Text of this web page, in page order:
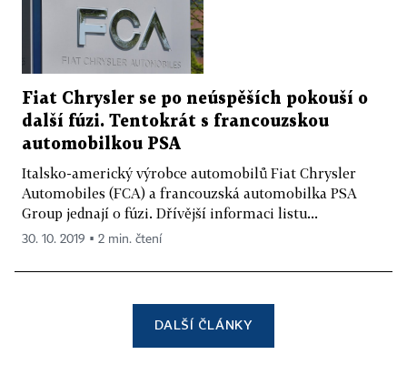
Fiat Chrysler se po neúspěších pokouší o
další fúzi. Tentokrát s francouzskou
automobilkou PSA
Italsko-americký výrobce automobilů Fiat Chrysler
Automobiles (FCA) a francouzská automobilka PSA
Group jednají o fúzi. Dřívější informaci listu...
30. 10. 2019 ▪ 2 min. čtení
DALŠÍ ČLÁNKY